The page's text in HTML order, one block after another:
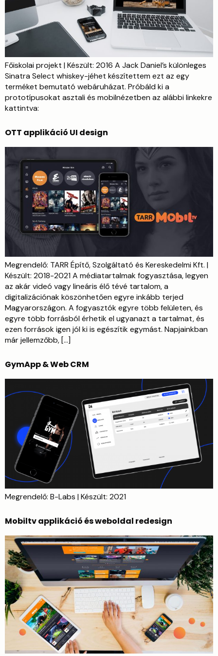
Főiskolai projekt | Készült: 2016 A Jack Daniel’s különleges
Sinatra Select whiskey-jéhet készítettem ezt az egy
terméket bemutató webáruházat. Próbáld ki a
prototípusokat asztali és mobilnézetben az alábbi linkekre
kattintva:
OTT applikáció UI design
Megrendelő: TARR Építő, Szolgáltató és Kereskedelmi Kft. |
Készült: 2018-2021 A médiatartalmak fogyasztása, legyen
az akár videó vagy lineáris élő tévé tartalom, a
digitalizációnak köszönhetően egyre inkább terjed
Magyarországon. A fogyasztók egyre több felületen, és
egyre több forrásból érhetik el ugyanazt a tartalmat, és
ezen források igen jól ki is egészítik egymást. Napjainkban
már jellemzőbb, […]
GymApp & Web CRM
Megrendelő: B-Labs | Készült: 2021
Mobiltv applikáció és weboldal redesign